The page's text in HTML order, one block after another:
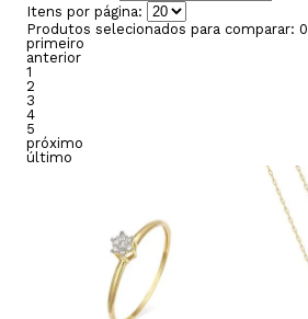
Itens por página:
Produtos selecionados para comparar: 0
primeiro
anterior
1
2
3
4
5
próximo
último